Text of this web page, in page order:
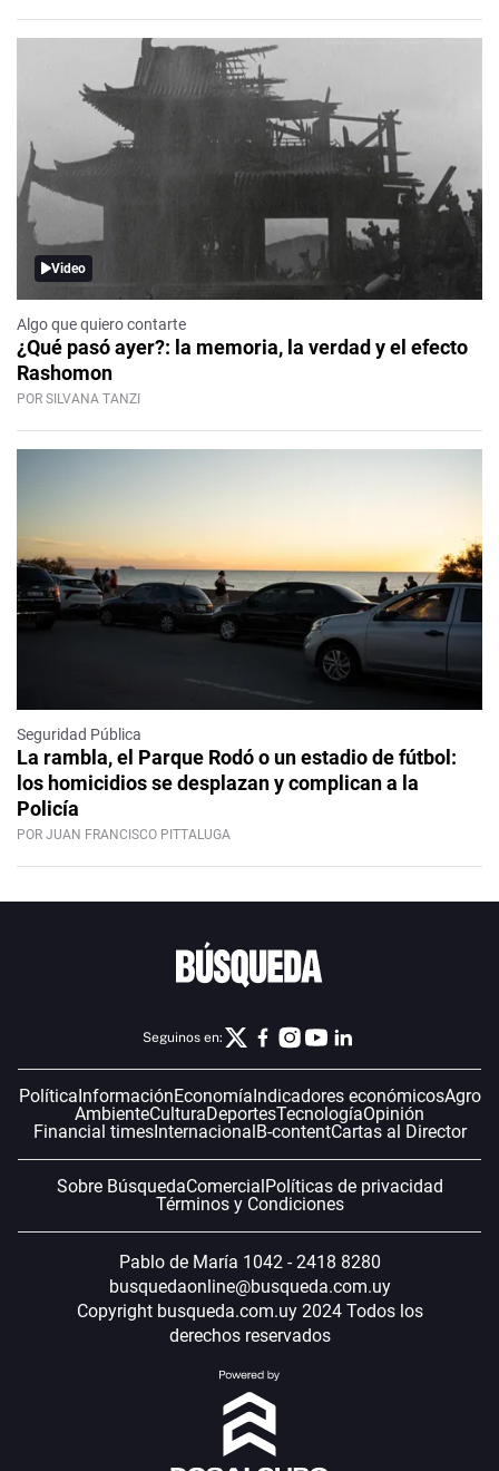
Video
Algo que quiero contarte
¿Qué pasó ayer?: la memoria, la verdad y el efecto
Rashomon
POR SILVANA TANZI
Seguridad Pública
La rambla, el Parque Rodó o un estadio de fútbol:
los homicidios se desplazan y complican a la
Policía
POR JUAN FRANCISCO PITTALUGA
Seguinos en:
Política InformaciónEconomía Indicadores económicosAgro
AmbienteCulturaDeportesTecnologíaOpinión
Financial timesInternacional B-contentCartas al Director
Sobre BúsquedaComercial Políticas de privacidad
Términos y Condiciones
Pablo de María 1042 - 2418 8280
busquedaonline@busqueda.com.uy
Copyright busqueda.com.uy 2024 Todos los
derechos reservados